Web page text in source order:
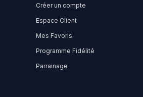
Créer un compte
Espace Client
Mes Favoris
Programme Fidélité
Parrainage